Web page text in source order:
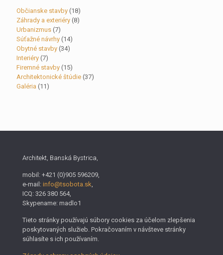
Občianske stavby (18)
Záhrady a exteriéry (8)
Urbanizmus (7)
Súťažné návrhy (14)
Obytné stavby (34)
Interiéry (7)
Firemné stavby (15)
Architektonické štúdie (37)
Galéria (11)
Architekt, Banská Bystrica,
mobil: +421 (0)905 596209,
e-mail: info@tsobota.sk,
ICQ: 326 380 564,
Skypename: madlo1
Tieto stránky používajú súbory cookies za účelom zlepšenia
poskytovaných služieb. Pokračovaním v návšteve stránky
súhlasíte s ich používaním.